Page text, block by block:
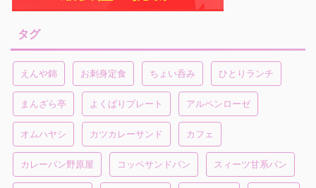
タグ
えんや錦 お刺身定食 ちょい呑み ひとりランチ
まんざら亭 よくばりプレート アルペンローゼ
オムハヤシ カツカレーサンド カフェ
カレーパン野原屋 コッペサンドパン スィーツ甘系パン